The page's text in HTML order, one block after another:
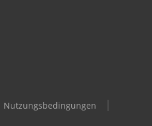
Nutzungsbedingungen